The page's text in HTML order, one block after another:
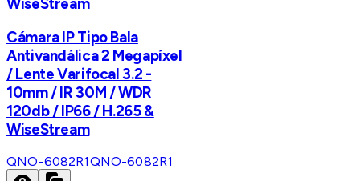
WiseStream
Cámara IP Tipo Bala
Antivandálica 2 Megapíxel
/ Lente Varifocal 3.2 -
10mm / IR 30M / WDR
120db / IP66 / H.265 &
WiseStream
QNO-6082R1QNO-6082R1